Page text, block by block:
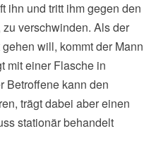
ihn und tritt ihm gegen den
verschwinden. Als der
will, kommt der Mann
mit einer Flasche in
Betroffene kann den
trägt dabei aber einen
stationär behandelt